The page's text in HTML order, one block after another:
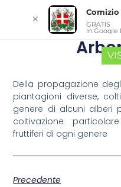
Della propagazione
piantagioni diverse,
genere di alcuni alberi
coltivazione
fruttiferi di ogni genere
Precedente
✕ GRATIS
In Google